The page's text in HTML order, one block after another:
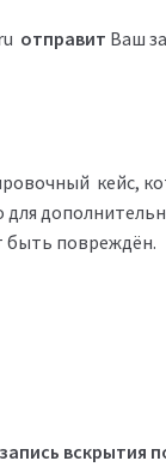
отправит Ваш
кейс,
для
быть повреждён.
вскрытия